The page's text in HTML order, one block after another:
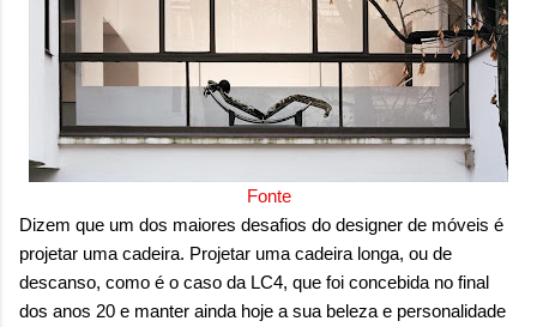
Fonte
Dizem que um dos maiores desafios do designer de móveis é
projetar uma cadeira. Projetar uma cadeira longa, ou de
descanso, como é o caso da LC4, que foi concebida no final
dos anos 20 e manter ainda hoje a sua beleza e personalidade